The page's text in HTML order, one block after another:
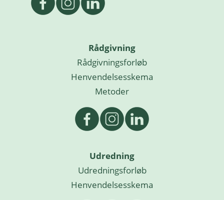
Rådgivning
Rådgivningsforløb
Henvendelsesskema
Metoder
Udredning
Udredningsforløb
Henvendelsesskema